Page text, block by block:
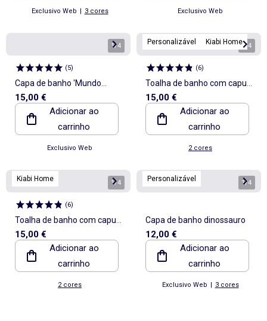
Exclusivo Web | 3 cores Exclusivo Web
1/4
(5)
Capa de banho 'Mundo
Jurássico'
15,00 €
Adicionar ao
carrinho
Exclusivo Web
Personalizável Kiabi Home1/4
(6)
Toalha de banho com capuz
- KIABI Home
15,00 €
Adicionar ao
carrinho
2 cores
Kiabi Home 1/4
(6)
Toalha de banho com capuz
- KIABI Home
15,00 €
Adicionar ao
carrinho
2 cores
Personalizável 1/4
Capa de banho dinossauro
12,00 €
Adicionar ao
carrinho
Exclusivo Web | 3 cores